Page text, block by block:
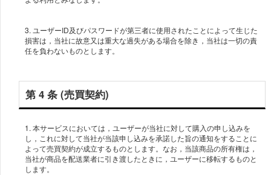
3. ユーザーID及びパスワードが第三者に使用されたことによって生じた
損害は，当社に故意又は重大な過失がある場合を除き，当社は一切の責
任を負わないものとします。
第 4 条 (売買契約)
1. 本サービスにおいては，ユーザーが当社に対して購入の申し込みを
し，これに対して当社が当該申し込みを承諾した旨の通知をすることに
よって売買契約が成立するものとします。なお，当該商品の所有権は，
当社が商品を配送業者に引き渡したときに，ユーザーに移転するものと